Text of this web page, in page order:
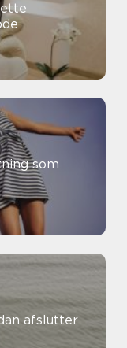
som
afslutter